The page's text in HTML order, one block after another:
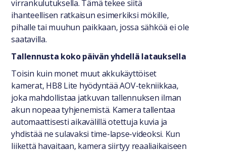
virrankulutuksella. Tämä tekee siitä
ihanteellisen ratkaisun esimerkiksi mökille,
pihalle tai muuhun paikkaan, jossa sähköä ei ole
saatavilla.
Tallennusta koko päivän yhdellä latauksella
Toisin kuin monet muut akkukäyttöiset
kamerat, HB8 Lite hyödyntää AOV-tekniikkaa,
joka mahdollistaa jatkuvan tallennuksen ilman
akun nopeaa tyhjenemistä. Kamera tallentaa
automaattisesti aikavälillä otettuja kuvia ja
yhdistää ne sulavaksi time-lapse-videoksi. Kun
liikettä havaitaan, kamera siirtyy reaaliaikaiseen